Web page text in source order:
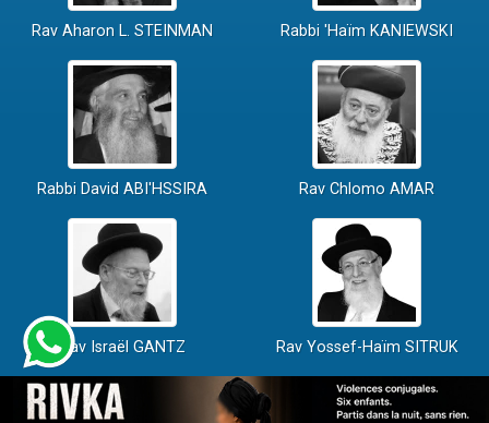
Rav Aharon L. STEINMAN Rabbi 'Haïm KANIEWSKI
Rabbi David ABI'HSSIRA Rav Chlomo AMAR
Rav Israël GANTZ Rav Yossef-Haïm SITRUK